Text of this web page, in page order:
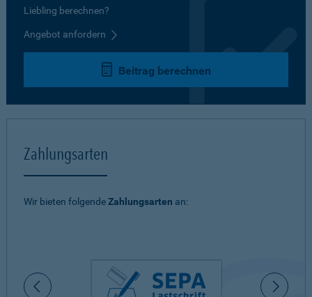
Liebling berechnen?
Angebot anfordern
Beitrag berechnen
Zahlungsarten
Wir bieten folgendeZahlungsarten an: